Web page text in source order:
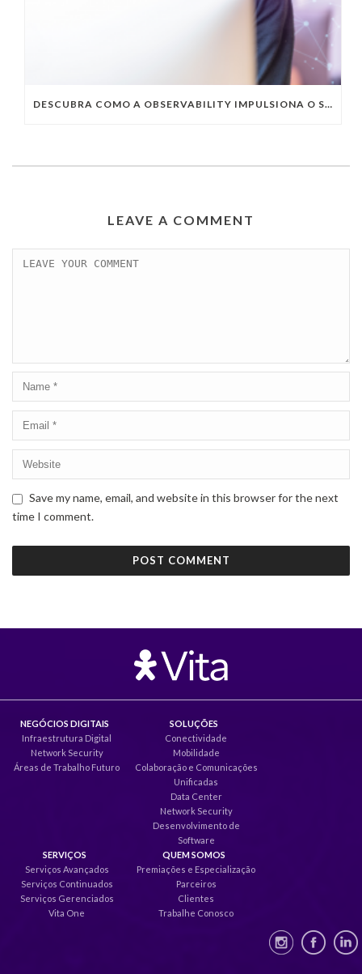
DESCUBRA COMO A OBSERVABILITY IMPULSIONA O SUCESSO DO SEU NEGÓCIO
LEAVE A COMMENT
Save my name, email, and website in this browser for the next
time I comment.
NEGÓCIOS DIGITAIS
Infraestrutura Digital
Network Security
Áreas de Trabalho Futuro
SOLUÇÕES
Conectividade
Mobilidade
Colaboração e Comunicações
Unificadas
Data Center
Network Security
Desenvolvimento de
Software
SERVIÇOS
Serviços Avançados
Serviços Continuados
Serviços Gerenciados
Vita One
QUEM SOMOS
Premiações e Especialização
Parceiros
Clientes
Trabalhe Conosco